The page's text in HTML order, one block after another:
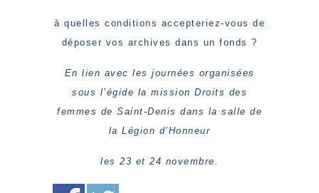
à quelles conditions accepteriez-vous de
déposer vos archives dans un fonds ?
En lien avec les journées organisées
sous l’égide la mission Droits des
femmes de Saint-Denis dans la salle de
la Légion d’Honneur
les 23 et 24 novembre.